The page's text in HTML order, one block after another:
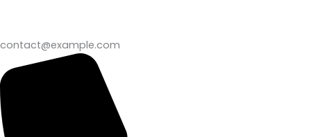
contact@example.com